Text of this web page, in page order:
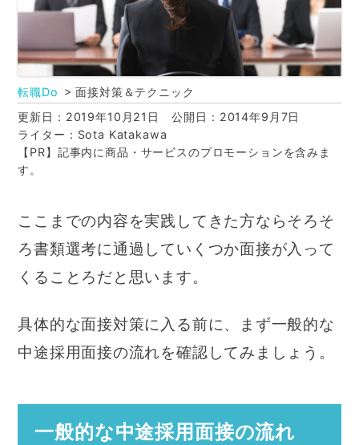
転職Do
面接対策＆テクニック
更新日：2019年10月21日
公開日：2014年9月7日
ライター：Sota Katakawa
【PR】記事内に商品・サービスのプロモーションを含みま
す。
ここまでの内容を実践してきた方ならそろそ
ろ書類選考に通過していくつか面接が入って
くることろだと思います。
具体的な面接対策に入る前に、まず一般的な
中途採用面接の流れを確認してみましょう。
一般的な中途採用面接の流れ